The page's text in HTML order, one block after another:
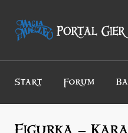
Start Forum
Figurka –